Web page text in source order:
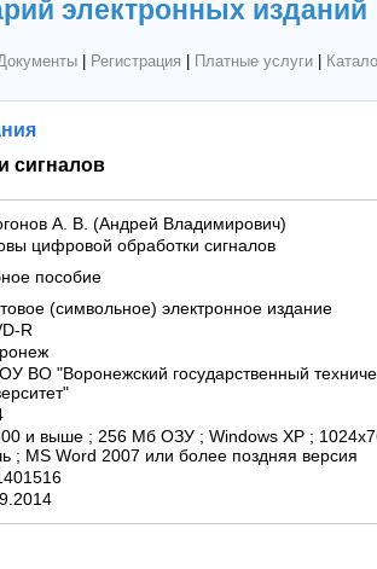
электронных изданий
| Регистрация Платные услуги|
сигналов
А. В. (Андрей Владимирович)
цифровой обработки сигналов
пособие
(символьное) электронное издание
R
ВО "Воронежский государственный
и выше ; 256 Мб ОЗУ ; Windows XP ;
; MS Word 2007 или более поздняя версия